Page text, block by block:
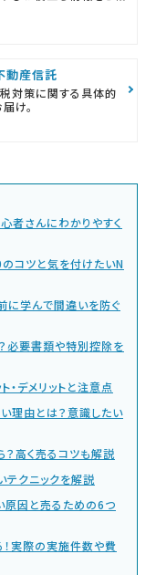
動産信託
対策に関する具体的
け。
者さんにわかりやすく
コツと気を付けたいN
に学んで間違いを防ぐ
必要書類や特別控除を
・デメリットと注意点
理由とは？意識したい
？高く売るコツも解説
クニックを解説
原因と売るための6つ
実際の実施件数や費